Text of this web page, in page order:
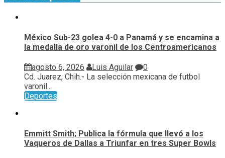
México Sub-23 golea 4-0 a Panamá y se encamina a
la medalla de oro varonil de los Centroamericanos
agosto 6, 2026 Luis Aguilar
0
Cd. Juarez, Chih.- La selección mexicana de futbol
varonil...
Deportes
Emmitt Smith; Publica la fórmula que llevó a los
Vaqueros de Dallas a Triunfar en tres Super Bowls